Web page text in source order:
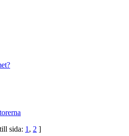
sida: 1 , 2 ]